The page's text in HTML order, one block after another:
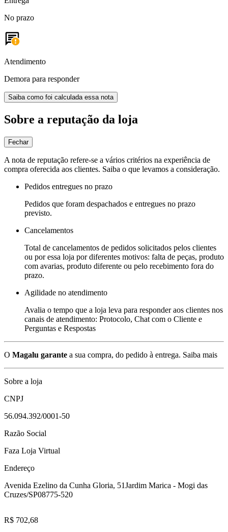
No prazo
Atendimento
Demora para responder
Saiba como foi calculada essa nota
Sobre a reputação da loja
Fechar
A nota de reputação refere-se a vários critérios na experiência de
compra oferecida aos clientes. Saiba o que levamos a consideração.
Pedidos entregues no prazo
Pedidos que foram despachados e entregues no prazo
previsto.
Cancelamentos
Total de cancelamentos de pedidos solicitados pelos clientes
ou por essa loja por diferentes motivos: falta de peças, produto
com avarias, produto diferente ou pelo recebimento fora do
prazo.
Agilidade no atendimento
Avalia o tempo que a loja leva para responder aos clientes nos
canais de atendimento: Protocolo, Chat com o Cliente e
Perguntas e Respostas
O Magalu garante a sua compra, do pedido à entrega. Saiba mais
Sobre a loja
CNPJ
56.094.392/0001-50
Razão Social
Faza Loja Virtual
Endereço
Avenida Ezelino da Cunha Gloria, 51Jardim Marica - Mogi das
Cruzes/SP08775-520
R$ 702,68